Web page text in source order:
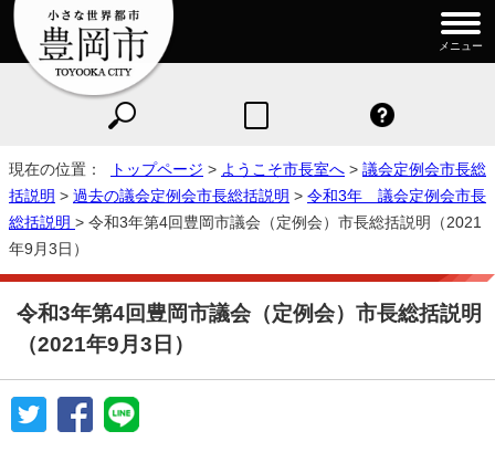
メニュー
現在の位置： トップページ > ようこそ市長室へ > 議会定例会市長総
括説明 > 過去の議会定例会市長総括説明 > 令和3年 議会定例会市長
総括説明 > 令和3年第4回豊岡市議会（定例会）市長総括説明（2021
年9月3日）
令和3年第4回豊岡市議会（定例会）市長総括説明
（2021年9月3日）